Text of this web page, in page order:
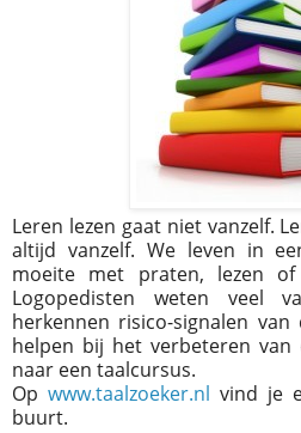
Leren lezen gaat niet vanzelf.
altijd vanzelf. We leven in
moeite met praten, lezen of
Logopedisten weten veel
herkennen risico-signalen
helpen bij het verbeteren van
naar een taalcursus.
Op www.taalzoeker.nl vind je
buurt.